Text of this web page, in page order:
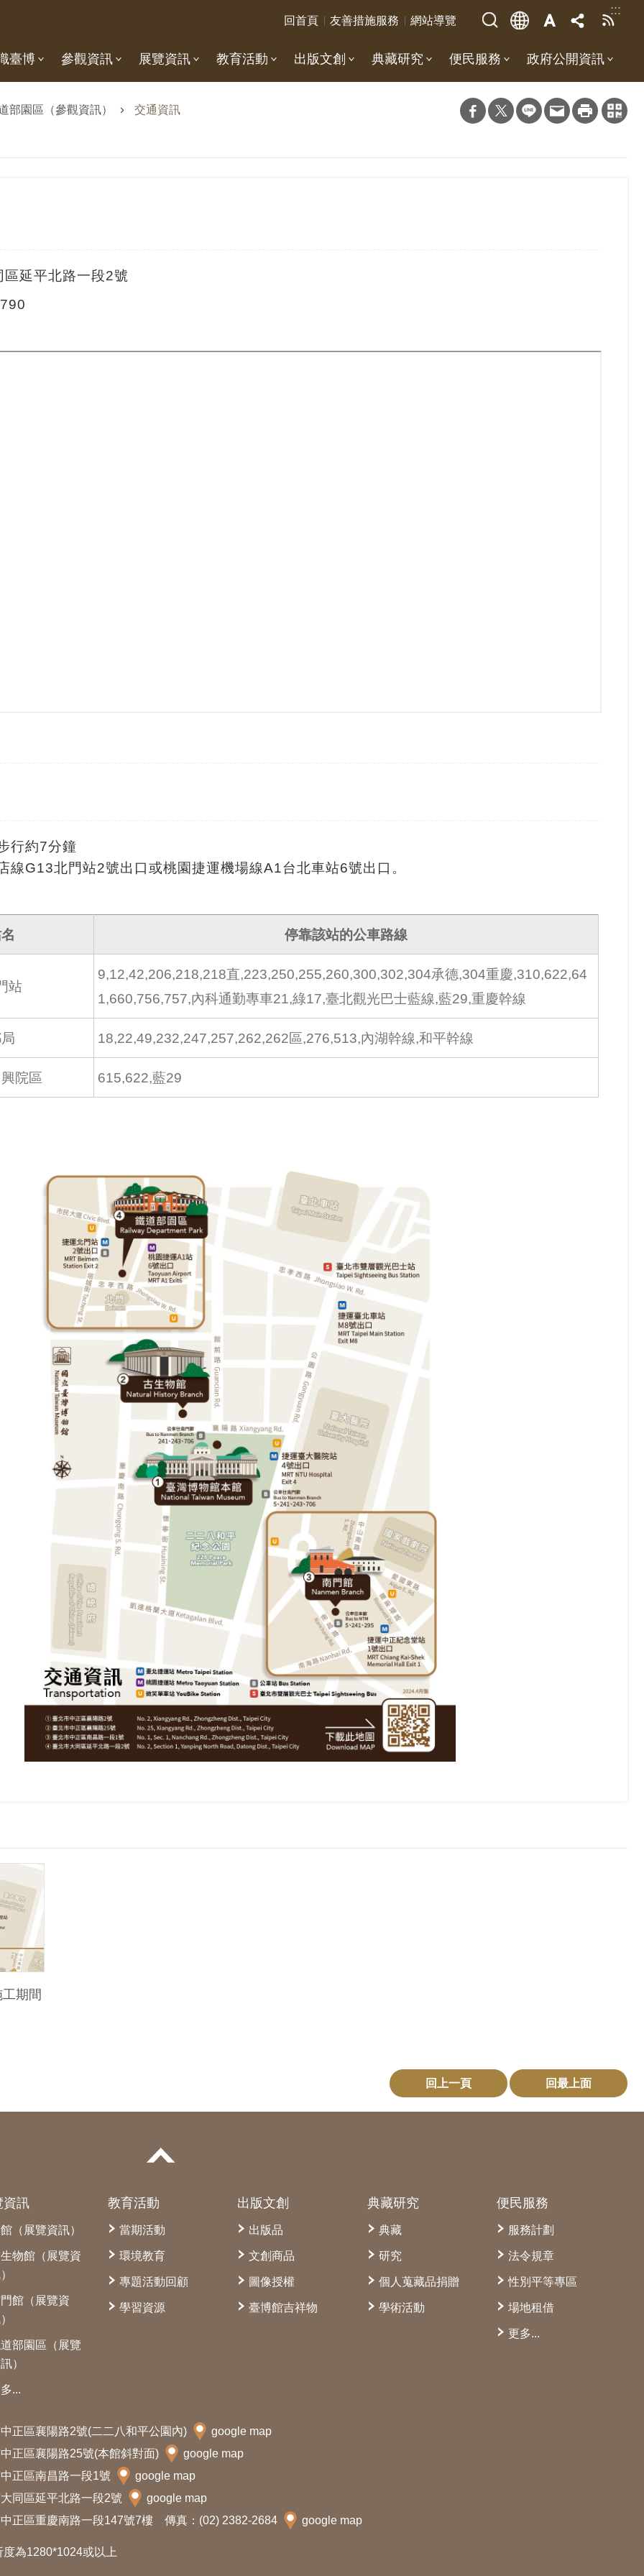
:::
回首頁 友善措施服務 網站導覽
臺博 參觀資訊 展覽資訊 教育活動 出版文創 典藏研究 便民服務 政府公開資訊
部園區（參觀資訊） 交通資訊
延平北路一段2號
行約7分鐘
線G13北門站2號出口或桃園捷運機場線A1台北車站6號出口。
停靠該站的公車路線
站
9,12,42,206,218,218直,223,250,255,260,300,302,304承德,304重慶,310,622,64
1,660,756,757,內科通勤專車21,綠17,臺北觀光巴士藍線,藍29,重慶幹線
18,22,49,232,247,257,262,262區,276,513,內湖幹線,和平幹線
院區 615,622,藍29
期間
回上一頁 回最上面
資訊
（展覽資訊）
物館（展覽資
館（展覽資
部園區（展覽
）
...
教育活動
當期活動
環境教育
專題活動回顧
學習資源
出版文創
出版品
文創商品
圖像授權
臺博館吉祥物
典藏研究
典藏
研究
個人蒐藏品捐贈
學術活動
便民服務
服務計劃
法令規章
性別平等專區
場地租借
更多...
正區襄陽路2號(二二八和平公園內)
google map
正區襄陽路25號(本館斜對面)
google map
正區南昌路一段1號
google map
同區延平北路一段2號
google map
正區重慶南路一段147號7樓 傳真：(02) 2382-2684
google map
為1280*1024或以上